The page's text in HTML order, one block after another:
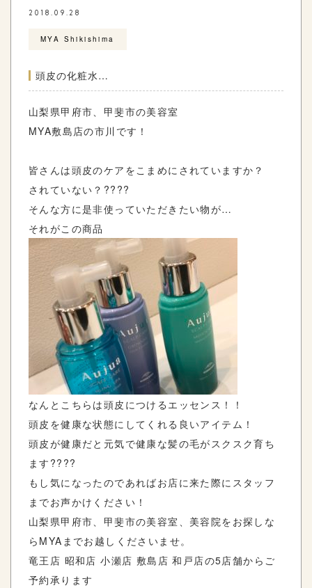
2018.09.28
MYA Shikishima
頭皮の化粧水…
山梨県甲府市、甲斐市の美容室
MYA敷島店の市川です！
皆さんは頭皮のケアをこまめにされていますか？
されていない？????
そんな方に是非使っていただきたい物が…
それがこの商品
なんとこちらは頭皮につけるエッセンス！！
頭皮を健康な状態にしてくれる良いアイテム！
頭皮が健康だと元気で健康な髪の毛がスクスク育ち
ます????
もし気になったのであればお店に来た際にスタッフ
までお声かけください！
山梨県甲府市、甲斐市の美容室、美容院をお探しな
らMYAまでお越しくださいませ。
竜王店 昭和店 小瀬店 敷島店 和戸店の5店舗からご
予約承ります